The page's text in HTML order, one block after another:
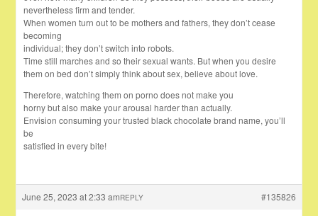
nevertheless firm and tender.
When women turn out to be mothers and fathers, they don’t cease
becoming
individual; they don’t switch into robots.
Time still marches and so their sexual wants. But when you desire
them on bed don’t simply think about sex, believe about love.
Therefore, watching them on porno does not make you
horny but also make your arousal harder than actually.
Envision consuming your trusted black chocolate brand name, you’ll
be
satisfied in every bite!
June 25, 2023 at 2:33 am #135826
REPLY